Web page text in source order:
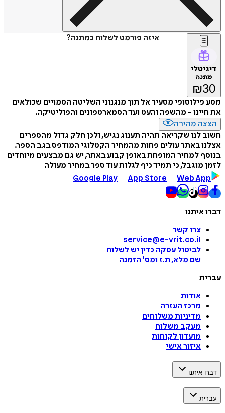
איזה פורמט לשלוח כמתנה?
דיגיטלי
מתנה
₪30
מסע פילוסופי מסעיר אל תוך מנגנוני השליטה הסמויים שכולאים
את חיינו - מהשפה והעט ועד הסמארטפונים והפוליטיקה.
הצצה מהירה
חשוב לנו שקריאה תהיה תענוג נגיש, ולכן חלק גדול מהספרים
אצלנו באתר עולים פחות מהמחיר הקטלוגי המודפס בגב הספר.
בנוסף למחיר המופחת באופן קבוע באתר, יש גם מבצעים מיוחדים
לזמן מוגבל, כי תמיד כיף לגלות עוד ספר במחיר מעולה
Google Play
App Store Web App
דברו איתנו
צרו קשר
service@e-vrit.co.il
לביטול עסקה כדין יש לשלוח
שם מלא, ת.ז ומס' הזמנה
עברית
אודות
מרכז העזרה
מדיניות משלוחים
מעקב משלוח
מועדון לקוחות
איזור אישי
דברו איתנו
עברית